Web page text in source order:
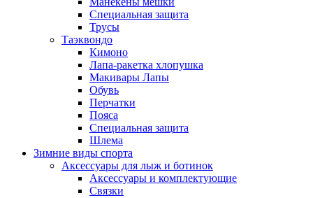
Специальная защита
Трусы
Таэквондо
Кимоно
Лапа-ракетка хлопушка
Макивары Лапы
Обувь
Перчатки
Пояса
Специальная защита
Шлема
Зимние виды спорта
Аксессуары для лыж и ботинок
Аксессуары и комплектующие
Связки